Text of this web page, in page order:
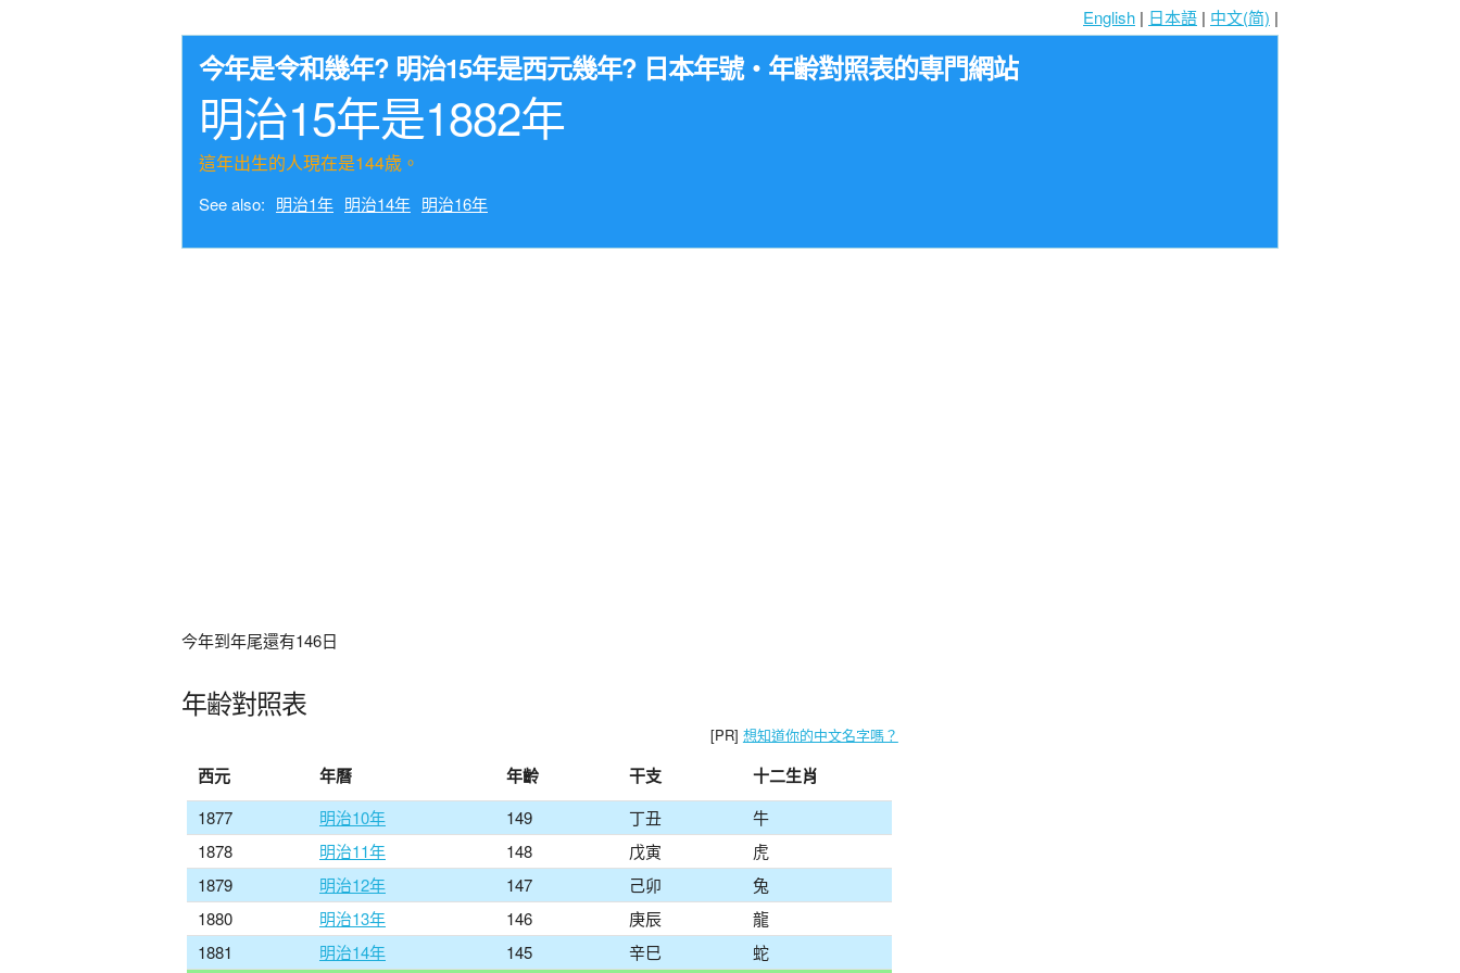
English | 日本語 | 中文(简) |
今年是令和幾年? 明治15年是西元幾年? 日本年號・年齢對照表的専門網站
明治15年是1882年
這年出生的人現在是144歳。
See also: 明治1年 明治14年 明治16年
今年到年尾還有146日
年齢對照表
[PR] 想知道你的中文名字嗎？
西元 年曆 年齡 干支 十二生肖
1877 明治10年 149 丁丑
牛
1878
明治11年 148 戊寅
虎
1879
明治12年 147 己卯
兔
1880
明治13年 146 庚辰
龍
1881
明治14年 145 辛巳 蛇